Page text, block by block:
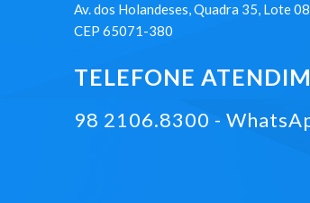
Av. dos Holandeses, Quadra 35, Lote
CEP 65071-380
TELEFONE
98 2106.8300 -